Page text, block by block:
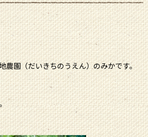
農園（だいきちのうえん）のみかです。